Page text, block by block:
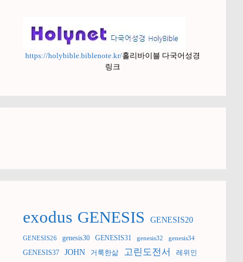
https://holybible.biblenote.kr/홀리바이블 다국어성경
링크
exodus GENESIS GENESIS20
GENESIS26 genesis30 GENESIS31 genesis32 genesis34
GENESIS37 JOHN 거룩한삶 고린도전서
레위인